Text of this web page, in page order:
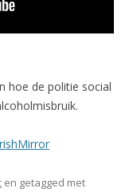
hoe de politie social
en getagged met